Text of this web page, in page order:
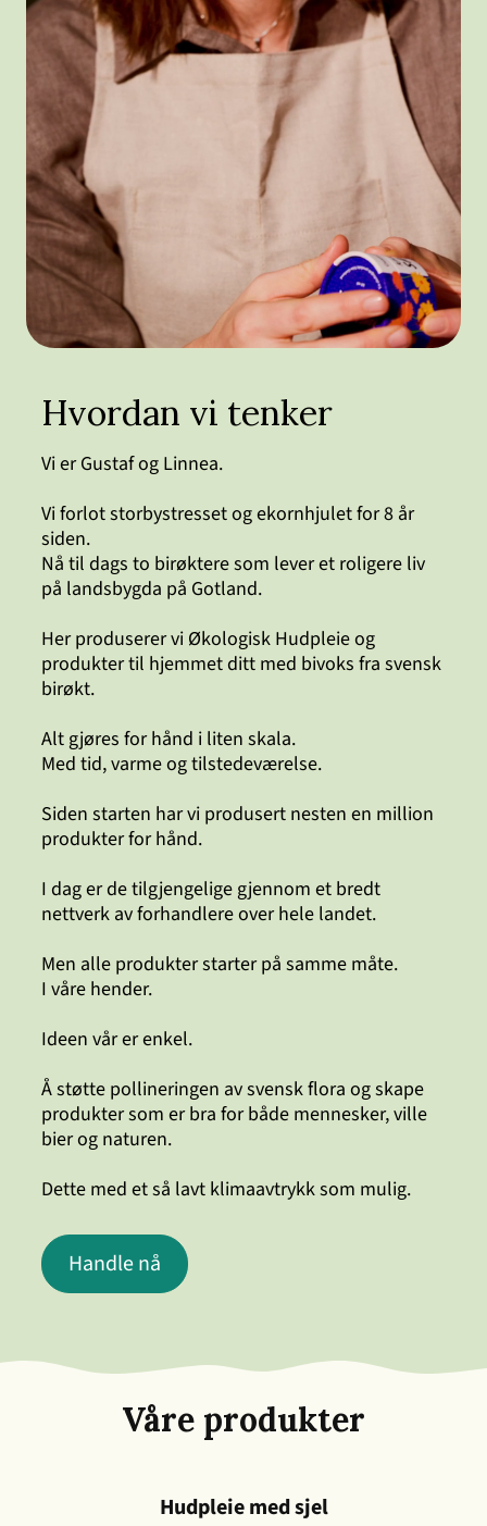
Hvordan vi tenker
Vi er Gustaf og Linnea.
Vi forlot storbystresset og ekornhjulet for 8 år
siden.
Nå til dags to birøktere som lever et roligere liv
på landsbygda på Gotland.
Her produserer vi Økologisk Hudpleie og
produkter til hjemmet ditt med bivoks fra svensk
birøkt.
Alt gjøres for hånd i liten skala.
Med tid, varme og tilstedeværelse.
Siden starten har vi produsert nesten en million
produkter for hånd.
I dag er de tilgjengelige gjennom et bredt
nettverk av forhandlere over hele landet.
Men alle produkter starter på samme måte.
I våre hender.
Ideen vår er enkel.
Å støtte pollineringen av svensk flora og skape
produkter som er bra for både mennesker, ville
bier og naturen.
Dette med et så lavt klimaavtrykk som mulig.
Handle nå
Våre produkter
Hudpleie med sjel